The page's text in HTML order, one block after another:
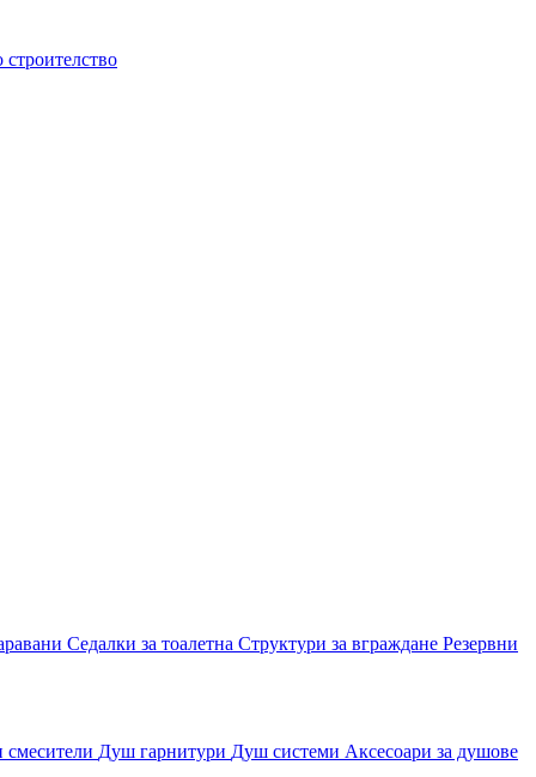
строителство
Седалки за тоалетна Структури за вграждане Резервни
смесители Душ гарнитури Душ системи Аксесоари за душове